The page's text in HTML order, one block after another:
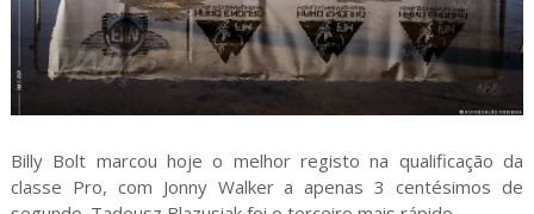
Billy Bolt marcou hoje o melhor registo na qualificação da
classe Pro, com Jonny Walker a apenas 3 centésimos de